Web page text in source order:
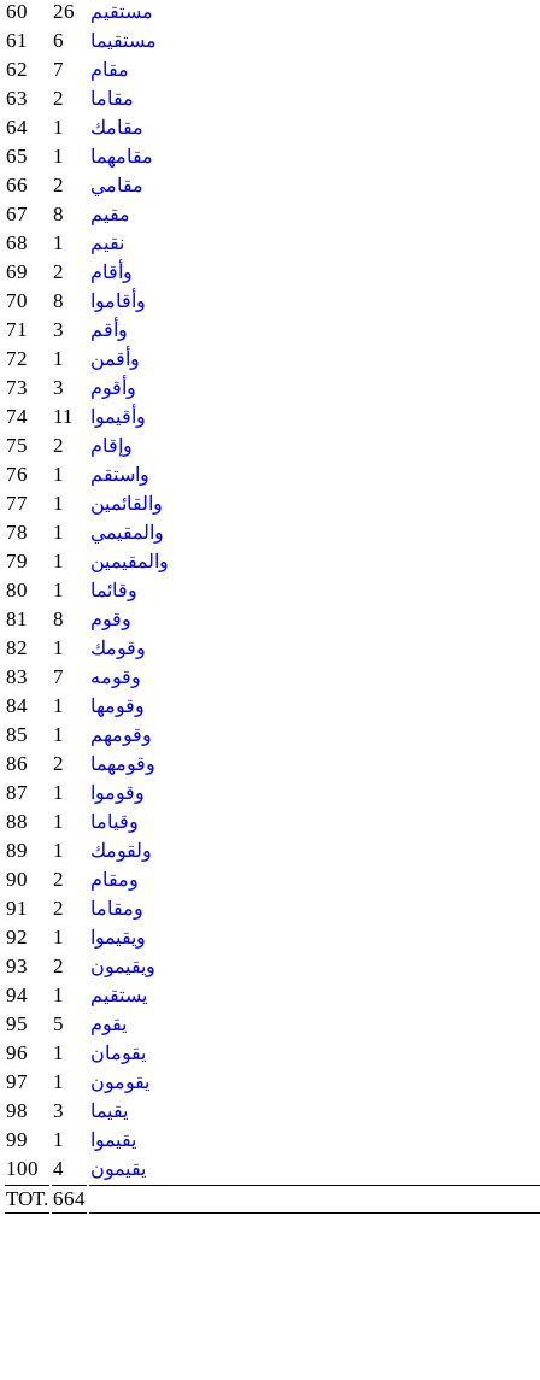
60 26 مستقيم
61 6 مستقيما
62 7 مقام
63 2 مقاما
64 1 مقامك
65 1 مقامهما
66 2 مقامي
67 8 مقيم
68 1 نقيم
69 2 وأقام
70 8 وأقاموا
71 3 وأقم
72 1 وأقمن
73 3 وأقوم
74 11 وأقيموا
75 2 وإقام
76 1 واستقم
77 1 والقائمين
78 1 والمقيمي
79 1 والمقيمين
80 1 وقائما
81 8 وقوم
82 1 وقومك
83 7 وقومه
84 1 وقومها
85 1 وقومهم
86 2 وقومهما
87 1 وقوموا
88 1 وقياما
89 1 ولقومك
90 2 ومقام
91 2 ومقاما
92 1 ويقيموا
93 2 ويقيمون
94 1 يستقيم
95 5 يقوم
96 1 يقومان
97 1 يقومون
98 3 يقيما
99 1 يقيموا
100 4 يقيمون
TOT. 664